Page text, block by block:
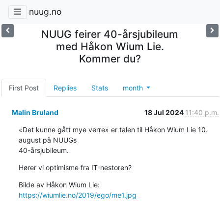
nuug.no
NUUG feirer 40-årsjubileum
med Håkon Wium Lie.
Kommer du?
First Post Replies Stats month
Malin Bruland 18 Jul 2024 11:40 p.m.
«Det kunne gått mye verre» er talen til Håkon Wium Lie 10.
august på NUUGs
40-årsjubileum.
Hører vi optimisme fra IT-nestoren?
https://wiumlie.no/2019/ego/me1.jpg